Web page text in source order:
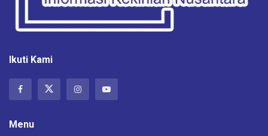
Ikuti Kami
Menu